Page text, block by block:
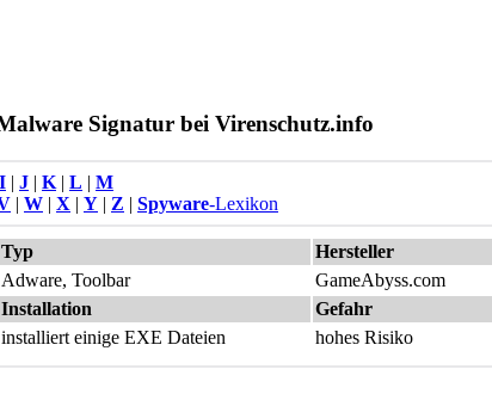
Signatur bei Virenschutz.info
I | J | K | L | M
| W | X | Y | Z | Spyware-Lexikon
Typ
Hersteller
Adware, Toolbar
GameAbyss.com
Installation
Gefahr
installiert einige EXE Dateien hohes Risiko